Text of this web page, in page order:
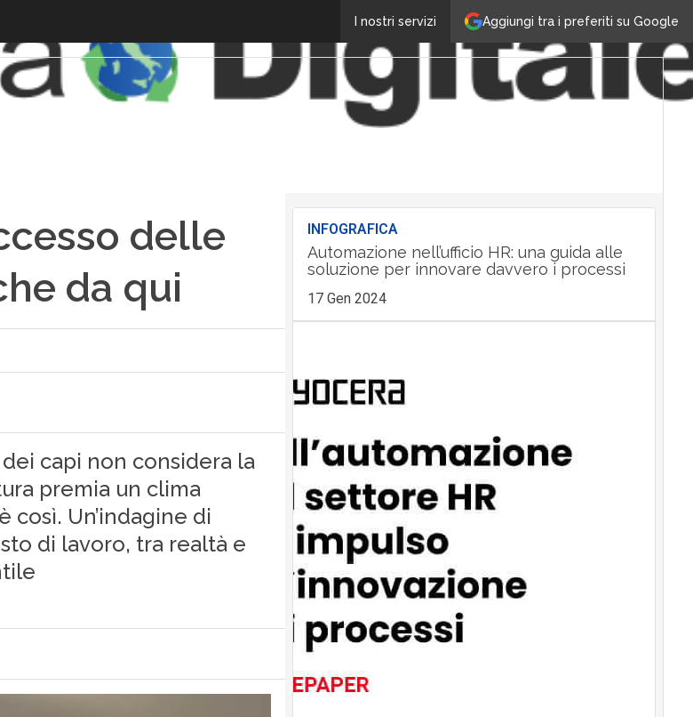
Aggiungi tra i preferiti su Google
I nostri servizi
delle
da qui
capi non considera la
premia un clima
Un’indagine di
di lavoro, tra realtà e
INFOGRAFICA
Automazione nell’ufficio HR: una guida alle
soluzione per innovare davvero i processi
17 Gen 2024